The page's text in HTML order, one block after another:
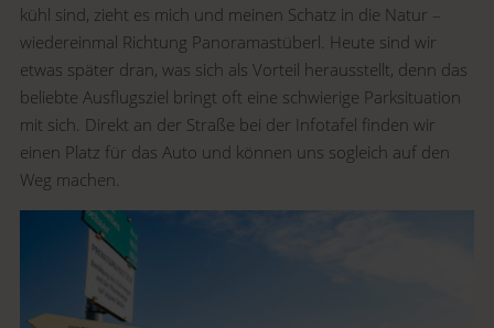
kühl sind, zieht es mich und meinen Schatz in die Natur –
wiedereinmal Richtung Panoramastüberl. Heute sind wir
etwas später dran, was sich als Vorteil herausstellt, denn das
beliebte Ausflugsziel bringt oft eine schwierige Parksituation
mit sich. Direkt an der Straße bei der Infotafel finden wir
einen Platz für das Auto und können uns sogleich auf den
Weg machen.